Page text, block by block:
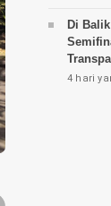
Di
4 hari